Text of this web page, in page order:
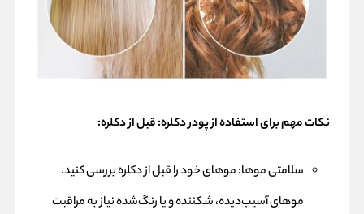
نکات مهم برای استفاده از پودر دکلره:قبل از دکلره:
سلامتی موها: موهای خود را قبل از دکلره بررسی کنید.
موهای آسیب‌دیده، شکننده و یا رنگ‌شده نیاز به مراقبت